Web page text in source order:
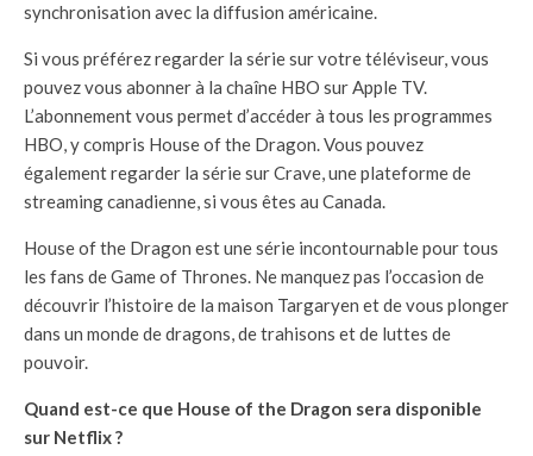
synchronisation avec la diffusion américaine.
Si vous préférez regarder la série sur votre téléviseur, vous
pouvez vous abonner à la chaîne HBO sur Apple TV.
L’abonnement vous permet d’accéder à tous les programmes
HBO, y compris House of the Dragon. Vous pouvez
également regarder la série sur Crave, une plateforme de
streaming canadienne, si vous êtes au Canada.
House of the Dragon est une série incontournable pour tous
les fans de Game of Thrones. Ne manquez pas l’occasion de
découvrir l’histoire de la maison Targaryen et de vous plonger
dans un monde de dragons, de trahisons et de luttes de
pouvoir.
Quand est-ce que House of the Dragon sera disponible
sur Netflix ?